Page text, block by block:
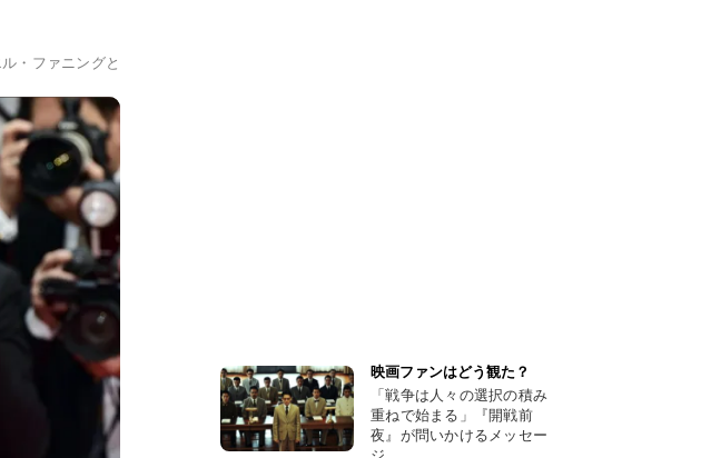
・ファニングとイニャリトゥ監督に熱視線
映画ファンはどう観た？
「戦争は人々の選択の積み
重ねで始まる」『開戦前
夜』が問いかけるメッセー